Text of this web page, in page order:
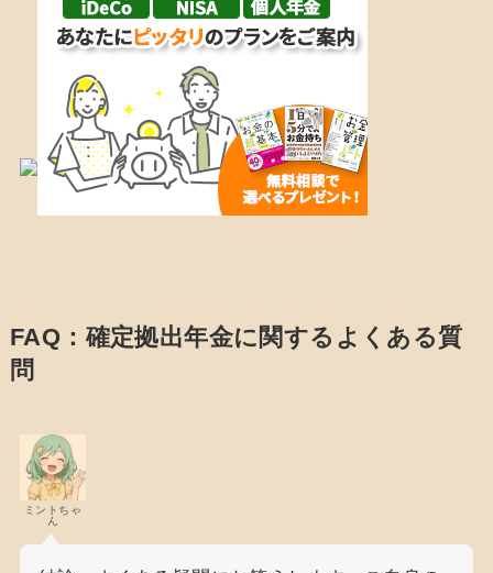
FAQ：確定拠出年金に関するよくある質
問
ミントちゃ
ん